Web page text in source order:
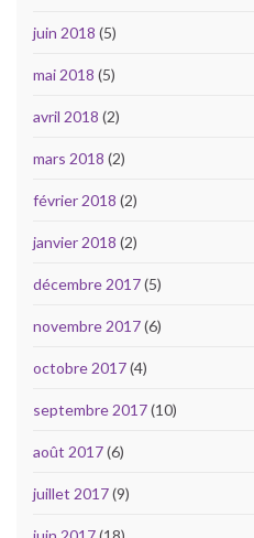
juin 2018 (5)
mai 2018 (5)
avril 2018 (2)
mars 2018 (2)
février 2018 (2)
janvier 2018 (2)
décembre 2017(5)
novembre 2017(6)
octobre 2017(4)
septembre 2017(10)
août 2017(6)
juillet 2017(9)